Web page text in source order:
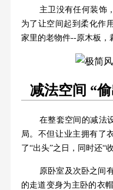
主卫没有任何装饰
为了让空间起到柔化作
家里的老物件--原木板，
减法空间 “
在整套空间的减法
局。不但让业主拥有了
了“出头”之日，同时还“
原卧室及次卧之间
的走道变身为主卧的衣